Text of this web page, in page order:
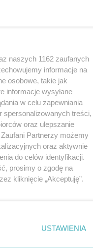
naszych 1162 zaufanych
informacje na
osobowe, takie jak
informacje wysyłane
w celu zapewniania
treści,
oraz ulepszanie
Partnerzy możemy
oraz aktywnie
do celów identyfikacji.
prosimy o zgodę na
kliknięcie „Akceptuję”.
masz prawo sprzeciwić
będą miały
USTAWIENIA